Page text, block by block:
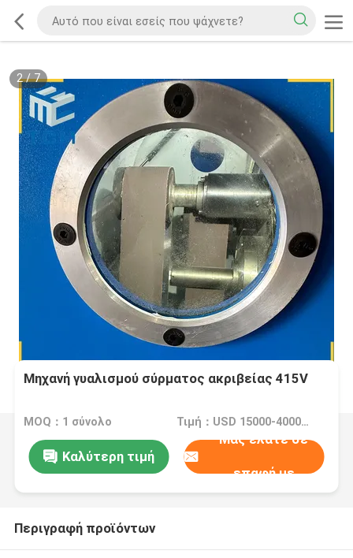
2/7
Μηχανή γυαλισμού σύρματος ακριβείας 415V
MOQ：1 σύνολο Τιμή：USD 15000-40000 Dollar per set
Καλύτερη τιμή
Μας ελάτε σε
επαφή με
Περιγραφή προϊόντων